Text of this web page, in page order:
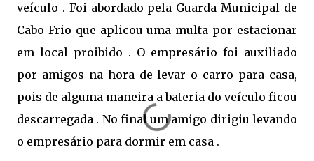
veículo . Foi abordado pela Guarda Municipal de
Cabo Frio que aplicou uma multa por estacionar
em local proibido . O empresário foi auxiliado
por amigos na hora de levar o carro para casa,
pois de alguma maneira a bateria do veículo ficou
descarregada . No final um amigo dirigiu levando
o empresário para dormir em casa .